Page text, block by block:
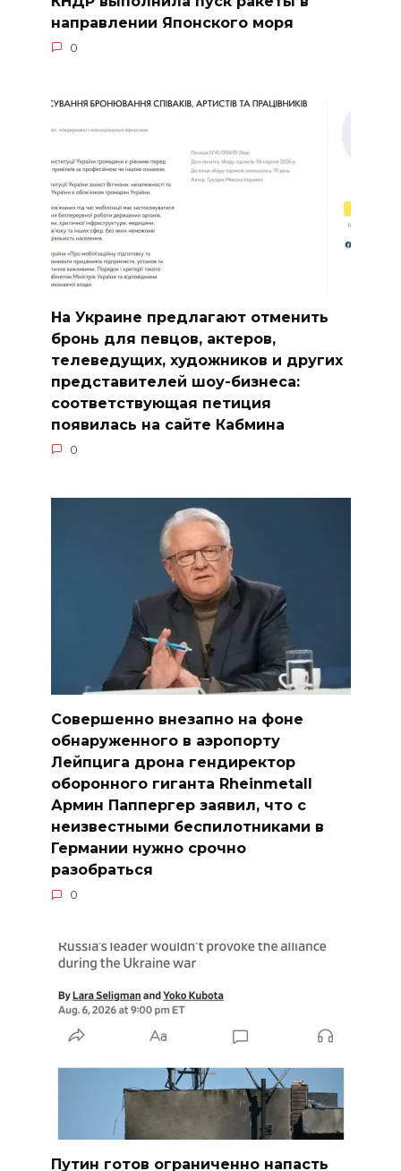
направлении Японского моря
0
На Украине предлагают отменить
бронь для певцов, актеров,
телеведущих, художников и других
представителей шоу-бизнеса:
соответствующая петиция
появилась на сайте Кабмина
0
Совершенно внезапно на фоне
обнаруженного в аэропорту
Лейпцига дрона гендиректор
оборонного гиганта Rheinmetall
Армин Паппергер заявил, что с
неизвестными беспилотниками в
Германии нужно срочно
разобраться
0
Путин готов ограниченно напасть